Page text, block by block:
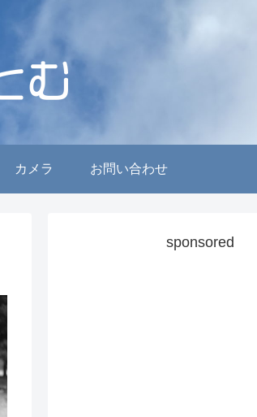
カメラ お問い合わせ
sponsored